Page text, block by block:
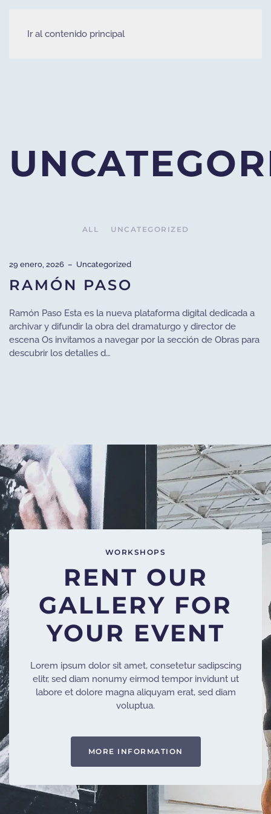
Ir al contenido principal
ALL UNCATEGORIZED
29 enero, 2026 – Uncategorized
RAMÓN PASO
Ramón Paso Esta es la nueva plataforma digital dedicada a
archivar y difundir la obra del dramaturgo y director de
escena Os invitamos a navegar por la sección de Obras para
descubrir los detalles d…
WORKSHOPS
RENT OUR
GALLERY FOR
YOUR EVENT
Lorem ipsum dolor sit amet, consetetur sadipscing
elitr, sed diam nonumy eirmod tempor invidunt ut
labore et dolore magna aliquyam erat, sed diam
voluptua.
MORE INFORMATION